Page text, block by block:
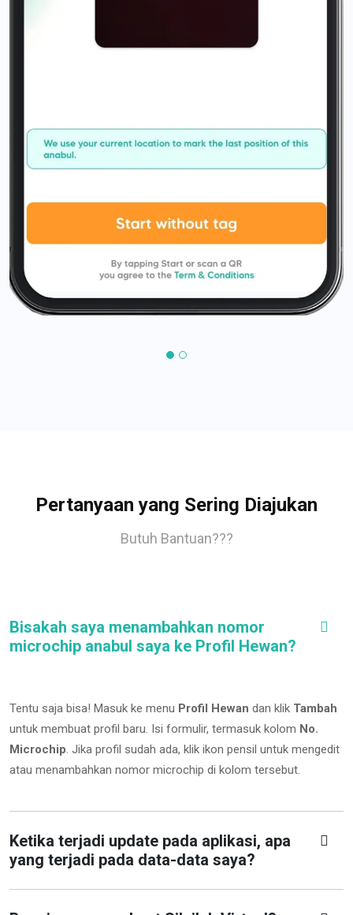
Pertanyaan yang Sering Diajukan
Butuh Bantuan???
Bisakah saya menambahkan nomor
microchip anabul saya ke Profil Hewan?
Tentu saja bisa! Masuk ke menu Profil Hewan dan klik Tambah
untuk membuat profil baru. Isi formulir, termasuk kolom No.
Microchip. Jika profil sudah ada, klik ikon pensil untuk mengedit
atau menambahkan nomor microchip di kolom tersebut.
Ketika terjadi update pada aplikasi, apa
yang terjadi pada data-data saya?